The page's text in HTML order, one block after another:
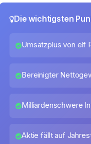
Die wichtigsten
Umsatzplus von elf
Bereinigter
Milliardenschwere
Aktie fällt auf